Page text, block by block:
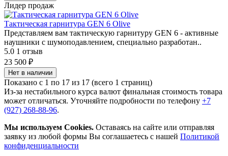
Лидер продаж
Тактическая гарнитура GEN 6 Olive
Представляем вам тактическую гарнитуру GEN 6 - активные
наушники с шумоподавлением, специально разработан..
5.0 1 отзыв
23 500 ₽
Нет в наличии
Показано с 1 по 17 из 17 (всего 1 страниц)
Из-за нестабильного курса валют финальная стоимость товара
может отличаться. Уточняйте подробности по телефону +7
(927) 268-88-96.
Мы используем Cookies. Оставаясь на сайте или отправляя
заявку из любой формы Вы соглашаетесь с нашей Политикой
конфиденциальности